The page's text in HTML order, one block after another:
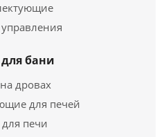
бани
дровах
для печей
печи